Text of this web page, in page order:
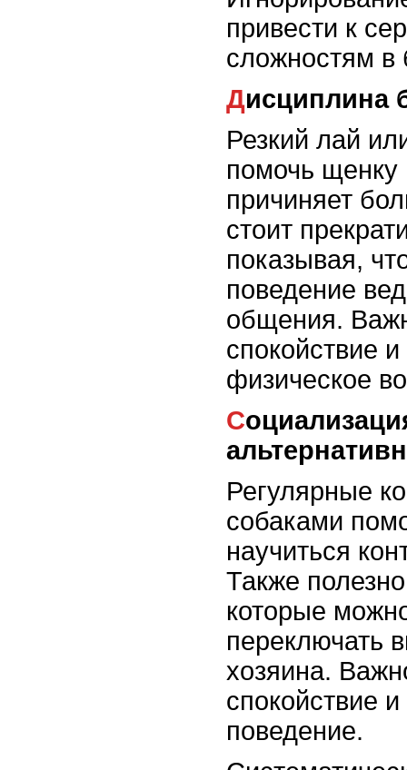
привести к
сложностям
Дисциплина
Резкий лай
помочь щенку
причиняет
стоит
показывая,
поведение
общения.
спокойствие
физическое
Социализация и
Регулярные
собаками
научиться
Также
которые
переключать
хозяина.
спокойствие
поведение.